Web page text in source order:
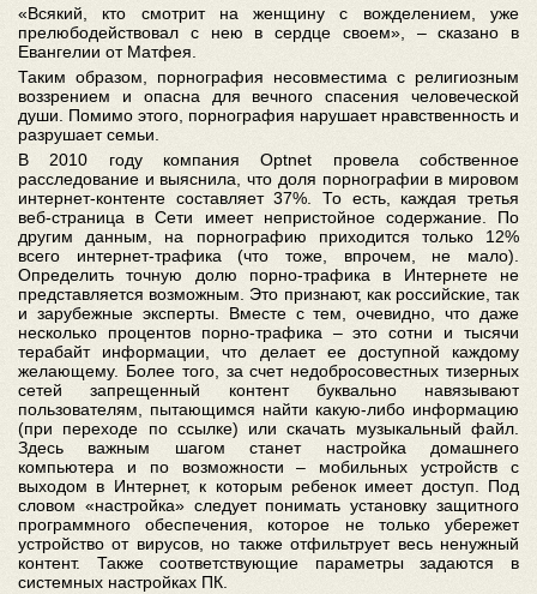
«Всякий, кто смотрит на женщину с вожделением, уже
прелюбодействовал с нею в сердце своем», – сказано в
Евангелии от Матфея.
Таким образом, порнография несовместима с религиозным
воззрением и опасна для вечного спасения человеческой
души. Помимо этого, порнография нарушает нравственность и
разрушает семьи.
В 2010 году компания Optnet провела собственное
расследование и выяснила, что доля порнографии в мировом
интернет-контенте составляет 37%. То есть, каждая третья
веб-страница в Сети имеет непристойное содержание. По
другим данным, на порнографию приходится только 12%
всего интернет-трафика (что тоже, впрочем, не мало).
Определить точную долю порно-трафика в Интернете не
представляется возможным. Это признают, как российские, так
и зарубежные эксперты. Вместе с тем, очевидно, что даже
несколько процентов порно-трафика – это сотни и тысячи
терабайт информации, что делает ее доступной каждому
желающему. Более того, за счет недобросовестных тизерных
сетей запрещенный контент буквально навязывают
пользователям, пытающимся найти какую-либо информацию
(при переходе по ссылке) или скачать музыкальный файл.
Здесь важным шагом станет настройка домашнего
компьютера и по возможности – мобильных устройств с
выходом в Интернет, к которым ребенок имеет доступ. Под
словом «настройка» следует понимать установку защитного
программного обеспечения, которое не только убережет
устройство от вирусов, но также отфильтрует весь ненужный
контент. Также соответствующие параметры задаются в
системных настройках ПК.